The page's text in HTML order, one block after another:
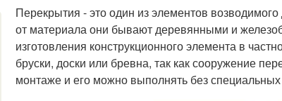
Перекрытия - это один из элементов
от материала они бывают деревянными и
изготовления конструкционного элемента в
бруски, доски или бревна, так как сооружение
монтаже и его можно выполнять без